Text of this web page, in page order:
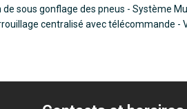
sous gonflage des pneus - Système
centralisé avec télécommande